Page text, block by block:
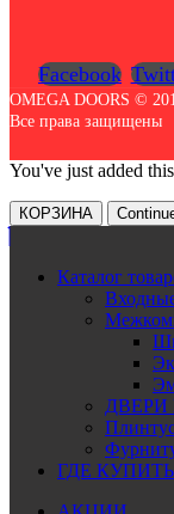
Facebook
OMEGA DOORS ©
Все права защищены
You've just added
КОРЗИНА
Каталог
ГДЕ КУПИТЬ